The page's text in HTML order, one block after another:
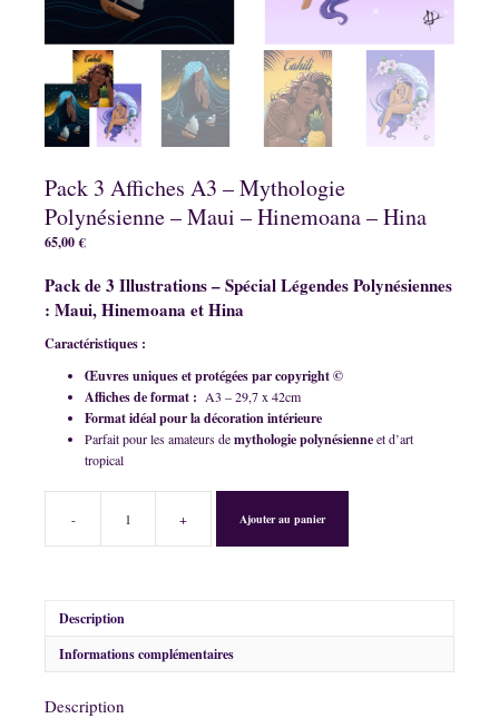
Pack 3 Affiches A3 – Mythologie
Polynésienne – Maui – Hinemoana – Hina
65,00€
Pack de 3 Illustrations – Spécial Légendes Polynésiennes
: Maui, Hinemoana et Hina
Caractéristiques :
Œuvres uniques et protégées par copyright ©
Affiches de format : A3 – 29,7 x 42cm
Format idéal pour la décoration intérieure
Parfait pour les amateurs demythologie polynésienneet d’art
tropical
-
quantité
de
A3
-
Mythologie
+ Ajouter au panier
Description
Informations complémentaires
Description